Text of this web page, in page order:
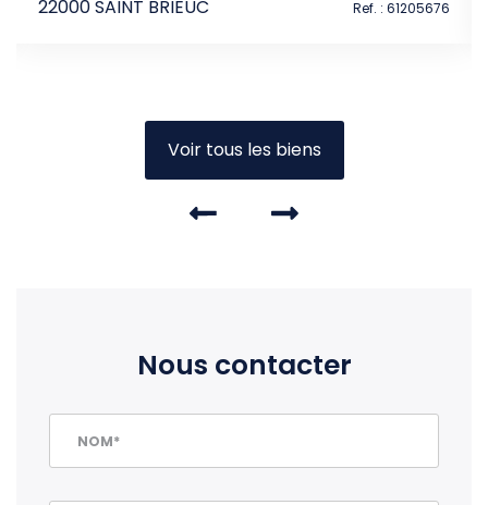
22000 SAINT BRIEUC Ref. : 61205676
Voir tous les biens
Nous contacter
NOM*